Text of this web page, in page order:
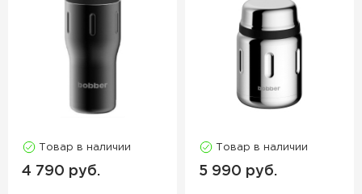
Товар в наличии
4 790 руб.
Товар в наличии
5 990 руб.